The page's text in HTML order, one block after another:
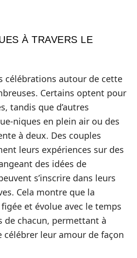
À TRAVERS LE
célébrations autour de cette
Certains optent pour
tandis que d’autres
niques en plein air ou des
à deux. Des couples
leurs expériences sur des
des idées de
s’inscrire dans leurs
Cela montre que la
figée et évolue avec le temps
de chacun, permettant à
célébrer leur amour de façon